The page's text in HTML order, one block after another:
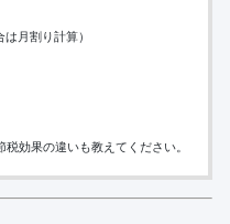
月割り計算）
効果の違いも教えてください。